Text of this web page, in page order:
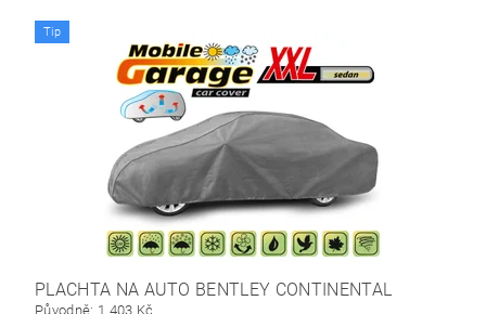
Tip
PLACHTA NA AUTO BENTLEY CONTINENTAL
Původně: 1 403 Kč